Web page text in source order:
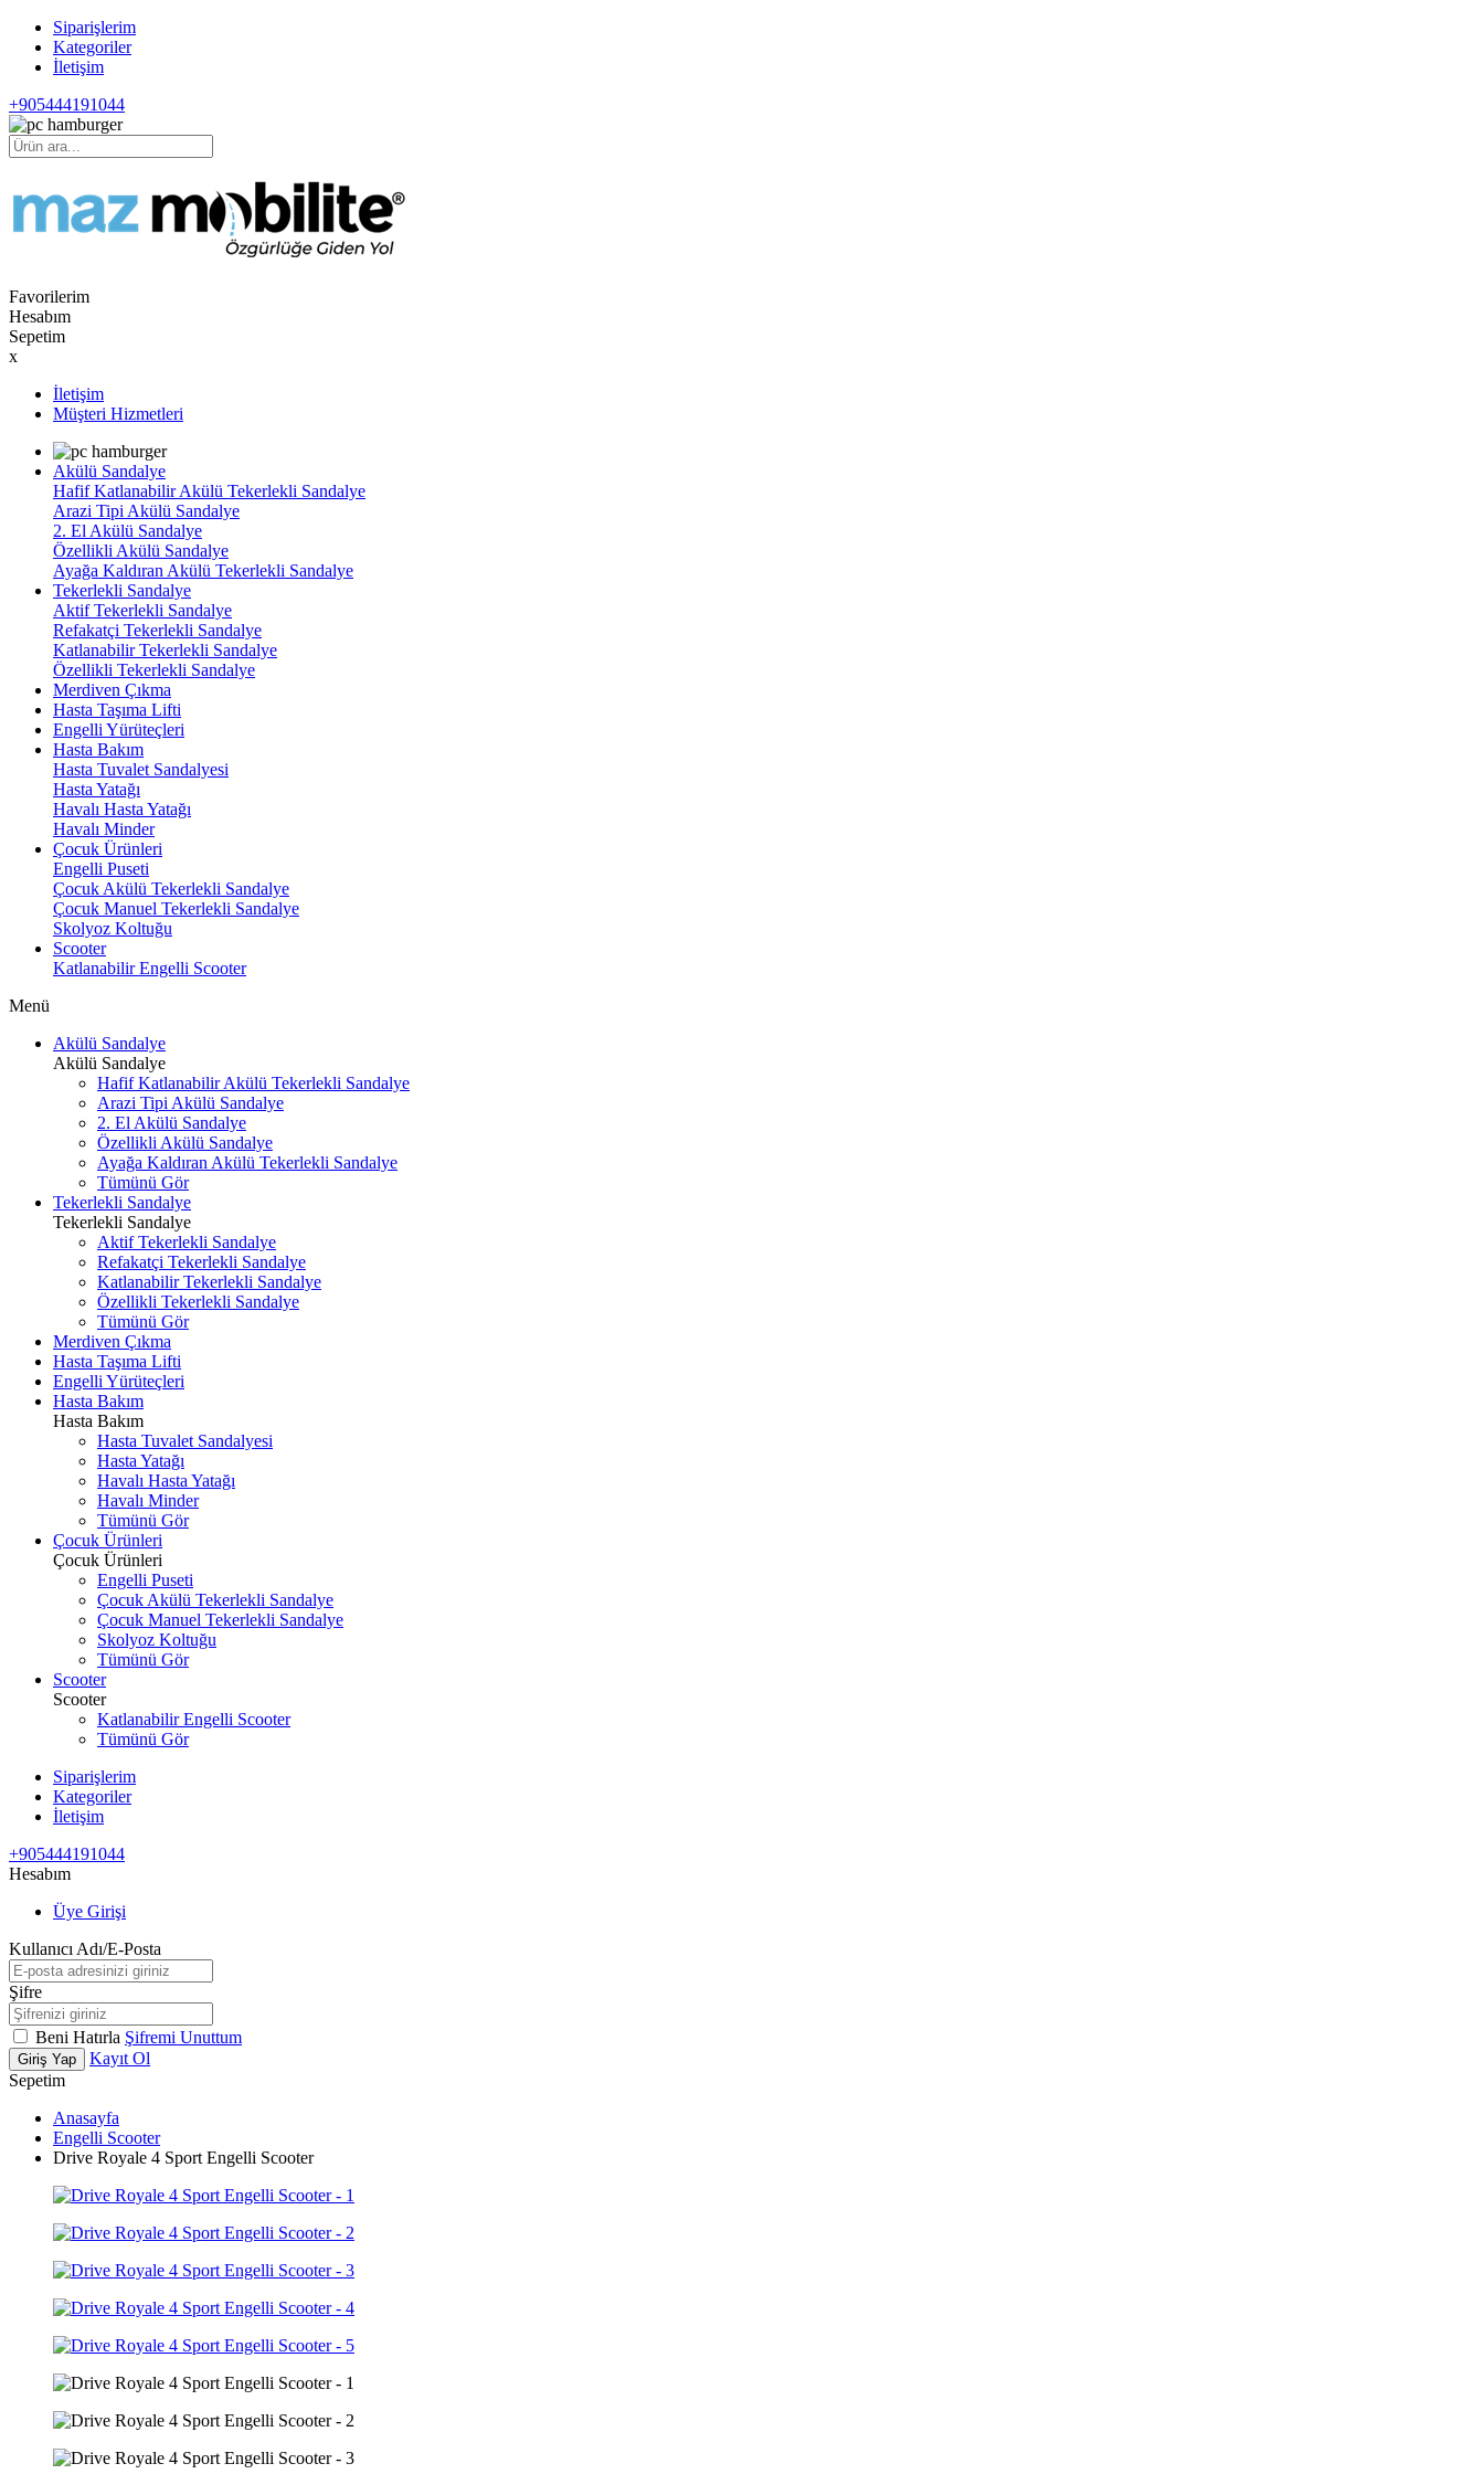
Siparişlerim
Kategoriler
İletişim
+905444191044
Favorilerim
Hesabım
Sepetim
x
İletişim
Müşteri Hizmetleri
Akülü Sandalye
Hafif Katlanabilir Akülü Tekerlekli Sandalye
Arazi Tipi Akülü Sandalye
2. El Akülü Sandalye
Özellikli Akülü Sandalye
Ayağa Kaldıran Akülü Tekerlekli Sandalye
Tekerlekli Sandalye
Aktif Tekerlekli Sandalye
Refakatçi Tekerlekli Sandalye
Katlanabilir Tekerlekli Sandalye
Özellikli Tekerlekli Sandalye
Merdiven Çıkma
Hasta Taşıma Lifti
Engelli Yürüteçleri
Hasta Bakım
Hasta Tuvalet Sandalyesi
Hasta Yatağı
Havalı Hasta Yatağı
Havalı Minder
Çocuk Ürünleri
Engelli Puseti
Çocuk Akülü Tekerlekli Sandalye
Çocuk Manuel Tekerlekli Sandalye
Skolyoz Koltuğu
Scooter
Katlanabilir Engelli Scooter
Menü
Akülü Sandalye
Akülü Sandalye
Hafif Katlanabilir Akülü Tekerlekli Sandalye
Arazi Tipi Akülü Sandalye
2. El Akülü Sandalye
Özellikli Akülü Sandalye
Ayağa Kaldıran Akülü Tekerlekli Sandalye
Tümünü Gör
Tekerlekli Sandalye
Tekerlekli Sandalye
Aktif Tekerlekli Sandalye
Refakatçi Tekerlekli Sandalye
Katlanabilir Tekerlekli Sandalye
Özellikli Tekerlekli Sandalye
Tümünü Gör
Merdiven Çıkma
Hasta Taşıma Lifti
Engelli Yürüteçleri
Hasta Bakım
Hasta Bakım
Hasta Tuvalet Sandalyesi
Hasta Yatağı
Havalı Hasta Yatağı
Havalı Minder
Tümünü Gör
Çocuk Ürünleri
Çocuk Ürünleri
Engelli Puseti
Çocuk Akülü Tekerlekli Sandalye
Çocuk Manuel Tekerlekli Sandalye
Skolyoz Koltuğu
Tümünü Gör
Scooter
Scooter
Katlanabilir Engelli Scooter
Tümünü Gör
Siparişlerim
Kategoriler
İletişim
+905444191044
Hesabım
Üye Girişi
Kullanıcı Adı/E-Posta
Şifre
Beni Hatırla Şifremi Unuttum
Giriş Yap
Kayıt Ol
Sepetim
Anasayfa
Engelli Scooter
Drive Royale 4 Sport Engelli Scooter